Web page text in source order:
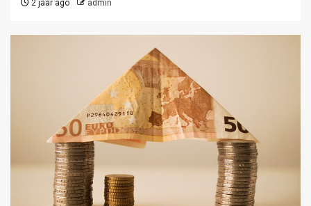
2 jaar ago admin